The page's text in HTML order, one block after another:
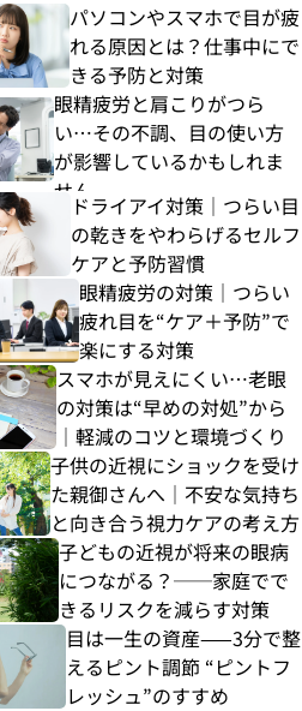
パソコンやスマホで目が疲
れる原因とは？仕事中にで
きる予防と対策
眼精疲労と肩こりがつら
い…その不調、目の使い方
が影響しているかもしれま
せん
ドライアイ対策｜つらい目
の乾きをやわらげるセルフ
ケアと予防習慣
眼精疲労の対策｜つらい
疲れ目を“ケア＋予防”で
楽にする対策
スマホが見えにくい…老眼
の対策は“早めの対処”から
｜軽減のコツと環境づくり
子供の近視にショックを受け
た親御さんへ｜不安な気持ち
と向き合う視力ケアの考え方
子どもの近視が将来の眼病
につながる？──家庭でで
きるリスクを減らす対策
目は一生の資産——3分で整
えるピント調節 “ピントフ
レッシュ”のすすめ